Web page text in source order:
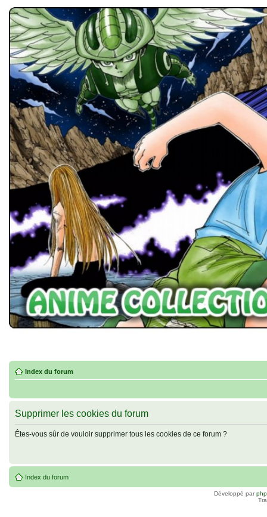
Index du forum
Supprimer les cookies du forum
Êtes-vous sûr de vouloir supprimer tous les cookies de ce forum ?
Index du forum
Développé par